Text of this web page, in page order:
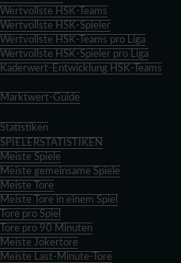
Wertvollste HSK-Teams
Wertvollste HSK-Spieler
Wertvollste HSK-Teams pro Liga
Wertvollste HSK-Spieler pro Liga
Kaderwert-Entwicklung HSK-Teams
Marktwert-Guide
Statistiken
SPIELERSTATISTIKEN
Meiste Spiele
Meiste gemeinsame Spiele
Meiste Tore
Meiste Tore in einem Spiel
Tore pro Spiel
Tore pro 90 Minuten
Meiste Jokertore
Meiste Last-Minute-Tore